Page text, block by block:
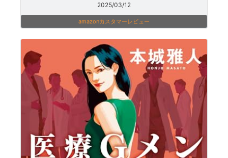
2025/03/12
amazonカスタマーレビュー